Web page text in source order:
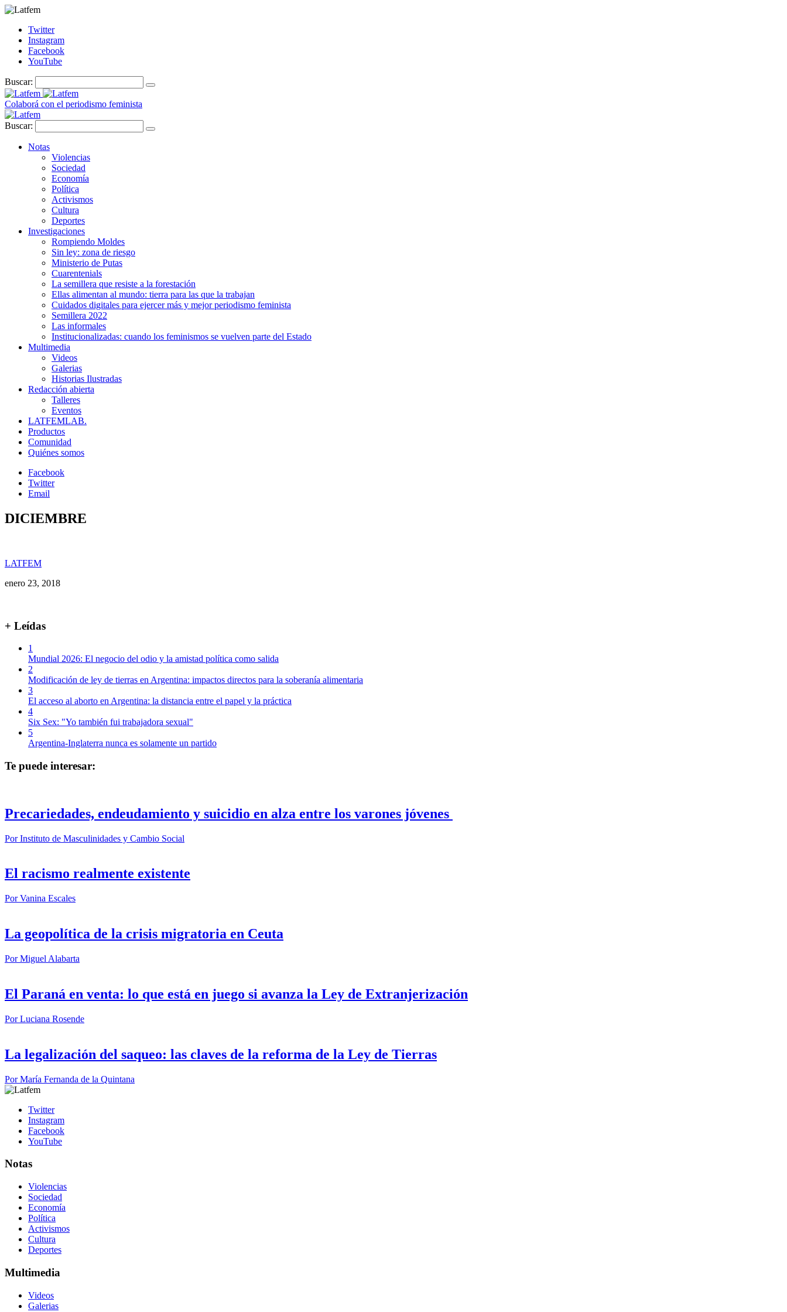
Twitter
Instagram
Facebook
YouTube
Buscar:
Colaborá con el periodismo feminista
Buscar:
Notas
Violencias
Sociedad
Economía
Política
Activismos
Cultura
Deportes
Investigaciones
Rompiendo Moldes
Sin ley: zona de riesgo
Ministerio de Putas
Cuarentenials
La semillera que resiste a la forestación
Ellas alimentan al mundo: tierra para las que la trabajan
Cuidados digitales para ejercer más y mejor periodismo feminista
Semillera 2022
Las informales
Institucionalizadas: cuando los feminismos se vuelven parte del Estado
Multimedia
Videos
Galerias
Historias Ilustradas
Redacción abierta
Talleres
Eventos
LATFEMLAB.
Productos
Comunidad
Quiénes somos
Facebook
Twitter
Email
DICIEMBRE
LATFEM
enero 23, 2018
+ Leídas
1
Mundial 2026: El negocio del odio y la amistad política como salida
2
Modificación de ley de tierras en Argentina: impactos directos para la soberanía alimentaria
3
El acceso al aborto en Argentina: la distancia entre el papel y la práctica
4
Six Sex: "Yo también fui trabajadora sexual"
5
Argentina-Inglaterra nunca es solamente un partido
Te puede interesar:
Precariedades, endeudamiento y suicidio en alza entre los varones jóvenes
PorInstituto de Masculinidades y Cambio Social
El racismo realmente existente
PorVanina Escales
La geopolítica de la crisis migratoria en Ceuta
PorMiguel Alabarta
El Paraná en venta: lo que está en juego si avanza la Ley de Extranjerización
PorLuciana Rosende
La legalización del saqueo: las claves de la reforma de la Ley de Tierras
PorMaría Fernanda de la Quintana
Twitter
Instagram
Facebook
YouTube
Notas
Violencias
Sociedad
Economía
Política
Activismos
Cultura
Deportes
Multimedia
Videos
Galerias